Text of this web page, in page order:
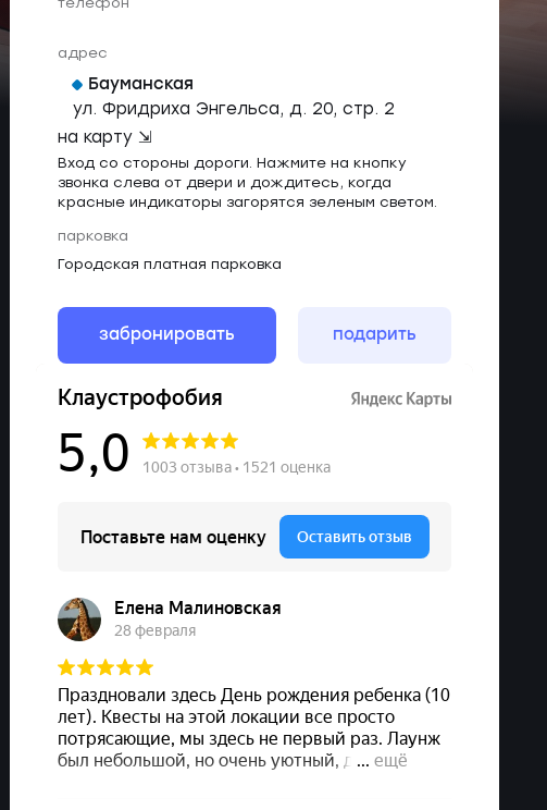
адрес
Бауманская
ул. Фридриха Энгельса, д. 20, стр. 2
на карту ⇲
Вход со стороны дороги. Нажмите на кнопку
звонка слева от двери и дождитесь, когда
красные индикаторы загорятся зеленым светом.
парковка
Городская платная парковка
забронировать подарить